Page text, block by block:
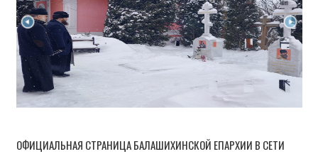
ОФИЦИАЛЬНАЯ СТРАНИЦА БАЛАШИХИНСКОЙ ЕПАРХИИ В СЕТИ